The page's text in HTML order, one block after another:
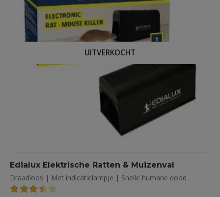
UITVERKOCHT
Edialux Elektrische Ratten & Muizenval
Draadloos | Met indicatielampje | Snelle humane dood